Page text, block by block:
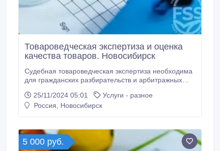
Товароведческая экспертиза и оценка
качества товаров. Новосибирск
Судебная товароведческая экспертиза необходима
для гражданских разбирательств и арбитражных
документы к доказательной базе и защитить права
юридических и физических лиц. Грамотно провести
экспертизу используя современное оборудование,
соответствующее требованиям законодательства
25/11/2024 05:01
Услуги - разное
Россия, Новосибирск
5 000 руб.